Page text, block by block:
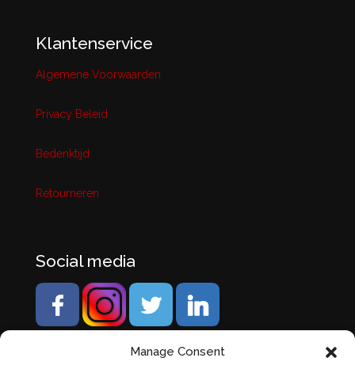
Manage Consent
Klantenservice
Algemene Voorwaarden
Privacy Beleid
Bedenktijd
Retourneren
Social media